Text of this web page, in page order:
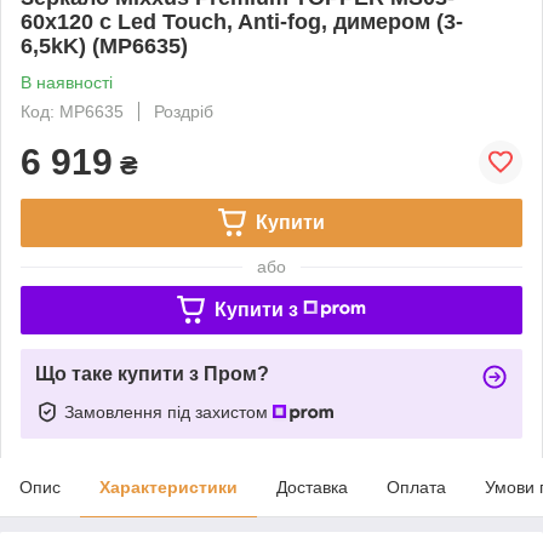
60x120 с Led Touch, Anti-fog, димером (3-
6,5kK) (MP6635)
В наявності
Код: MP6635
Роздріб
6 919 ₴
Купити
або
Купити з
Що таке купити з Пром?
Замовлення під захистом
Опис Характеристики Доставка Оплата Умови